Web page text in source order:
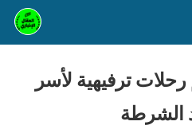
ترفيهية لأسر
الشرطة